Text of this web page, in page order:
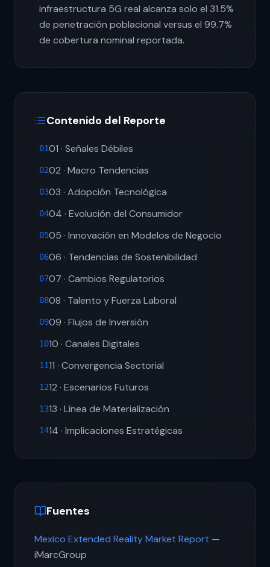
infraestructura 5G real alcanza solo el 31.5%
de penetración poblacional versus el 99.7%
de cobertura nominal reportada.
Contenido del Reporte
0101 · Señales Débiles
0202 · Macro Tendencias
0303 · Adopción Tecnológica
0404 · Evolución del Consumidor
0505 · Innovación en Modelos de Negocio
0606 · Tendencias de Sostenibilidad
0707 · Cambios Regulatorios
0808 · Talento y Fuerza Laboral
0909 · Flujos de Inversión
1010 · Canales Digitales
1111 · Convergencia Sectorial
1212 · Escenarios Futuros
1313 · Línea de Materialización
1414 · Implicaciones Estratégicas
Fuentes
Mexico Extended Reality Market Report —
iMarcGroup